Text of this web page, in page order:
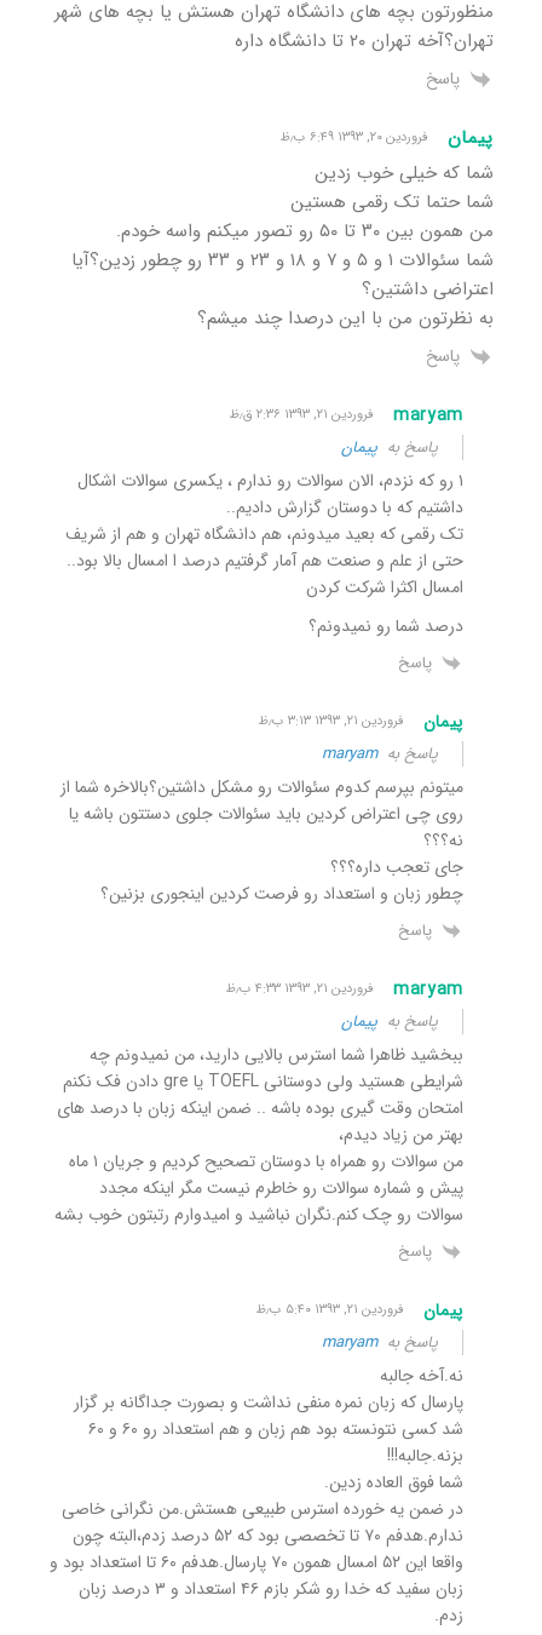
منظورتون بچه های دانشگاه تهران هستش یا بچه های شهر
تهران؟آخه تهران ۲۰ تا دانشگاه داره
پاسخ
پیمان فروردین ۲۰, ۱۳۹۳ ۶:۴۹ ب٫ظ
شما که خیلی خوب زدین
شما حتما تک رقمی هستین
من همون بین ۳۰ تا ۵۰ رو تصور میکنم واسه خودم.
شما سئوالات ۱ و ۵ و ۷ و ۱۸ و ۲۳ و ۳۳ رو چطور زدین؟آیا
اعتراضی داشتین؟
به نظرتون من با این درصدا چند میشم؟
پاسخ
maryam فروردین ۲۱, ۱۳۹۳ ۲:۳۶ ق٫ظ
پاسخ به پیمان
۱ رو که نزدم، الان سوالات رو ندارم ، یکسری سوالات اشکال
داشتیم که با دوستان گزارش دادیم..
تک رقمی که بعید میدونم، هم دانشگاه تهران و هم از شریف
حتی از علم و صنعت هم آمار گرفتیم درصد ا امسال بالا بود..
امسال اکثرا شرکت کردن
درصد شما رو نمیدونم؟
پاسخ
پیمان فروردین ۲۱, ۱۳۹۳ ۳:۱۳ ب٫ظ
پاسخ بهmaryam
میتونم بپرسم کدوم سئوالات رو مشکل داشتین؟بالاخره شما از
روی چی اعتراض کردین باید سئوالات جلوی دستتون باشه یا
نه؟؟؟
جای تعجب داره؟؟؟
چطور زبان و استعداد رو فرصت کردین اینجوری بزنین؟
پاسخ
maryam فروردین ۲۱, ۱۳۹۳ ۴:۳۳ ب٫ظ
پاسخ به پیمان
ببخشید ظاهرا شما استرس بالایی دارید، من نمیدونم چه
شرایطی هستید ولی دوستانی TOEFL یا gre دادن فک نکنم
امتحان وقت گیری بوده باشه .. ضمن اینکه زبان با درصد های
بهتر من زیاد دیدم،
من سوالات رو همراه با دوستان تصحیح کردیم و جریان ۱ ماه
پیش و شماره سوالات رو خاطرم نیست مگر اینکه مجدد
سوالات رو چک کنم.نگران نباشید و امیدوارم رتبتون خوب بشه
پاسخ
پیمان فروردین ۲۱, ۱۳۹۳ ۵:۴۰ ب٫ظ
پاسخ بهmaryam
نه.آخه جالبه
پارسال که زبان نمره منفی نداشت و بصورت جداگانه بر گزار
شد کسی نتونسته بود هم زبان و هم استعداد رو ۶۰ و ۶۰
بزنه.جالبه!!!
شما فوق العاده زدین.
در ضمن یه خورده استرس طبیعی هستش.من نگرانی خاصی
ندارم.هدفم ۷۰ تا تخصصی بود که ۵۲ درصد زدم،البته چون
واقعا این ۵۲ امسال همون ۷۰ پارسال.هدفم ۶۰ تا استعداد بود و
زبان سفید که خدا رو شکر بازم ۴۶ استعداد و ۳ درصد زبان
زدم.